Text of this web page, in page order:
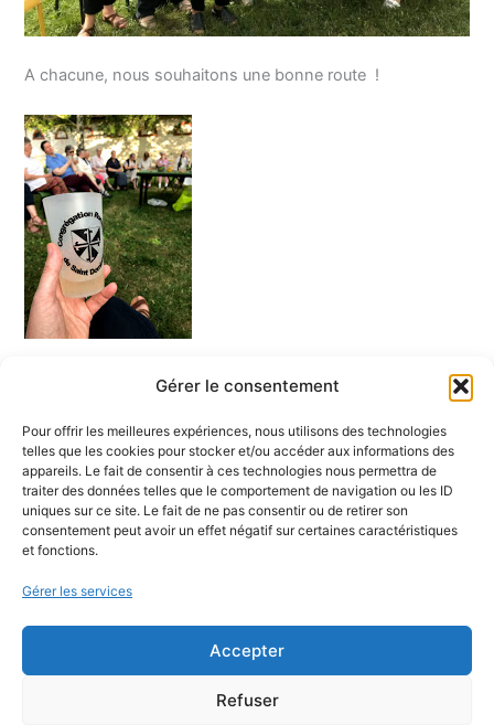
Gérer le consentement
Pour offrir les meilleures expériences, nous utilisons des technologies
telles que les cookies pour stocker et/ou accéder aux informations des
appareils. Le fait de consentir à ces technologies nous permettra de
traiter des données telles que le comportement de navigation ou les ID
uniques sur ce site. Le fait de ne pas consentir ou de retirer son
consentement peut avoir un effet négatif sur certaines caractéristiques
et fonctions.
Gérer les services
Accepter
Refuser
A chacune, nous souhaitons une bonne route !
Politique de cookies (UE)